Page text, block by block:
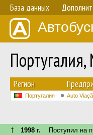
База данных
Регион
Португалия Auto
↑ 1998 г. Поступил на